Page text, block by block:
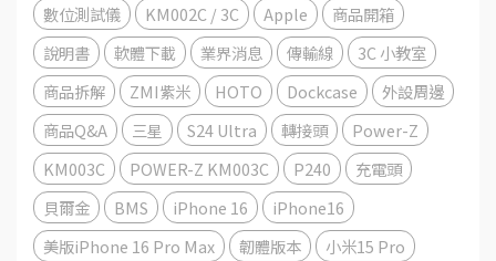
數位測試儀
KM002C / 3C Apple
商品開箱
說明書
軟體下載 業界消息 傳輸線
3C 小教室
商品拆解
ZMI紫米 HOTO Dockcase
外設周邊
商品Q&A
三星 S24 Ultra 轉接頭
Power-Z
KM003C
POWER-Z KM003C P240
充電頭
貝爾金
BMS iPhone 16
iPhone16
美版iPhone 16 Pro Max
韌體版本
小米15 Pro